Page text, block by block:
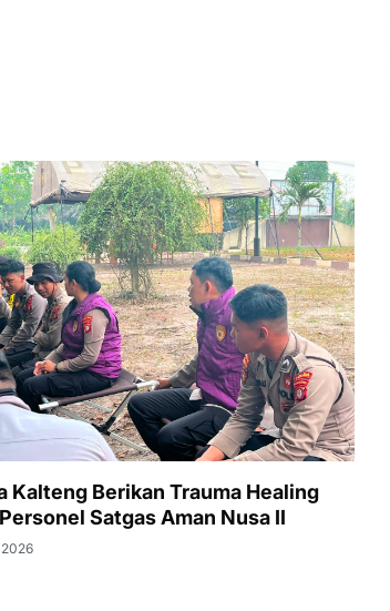
Kalteng Berikan Trauma Healing
Satgas Aman Nusa II